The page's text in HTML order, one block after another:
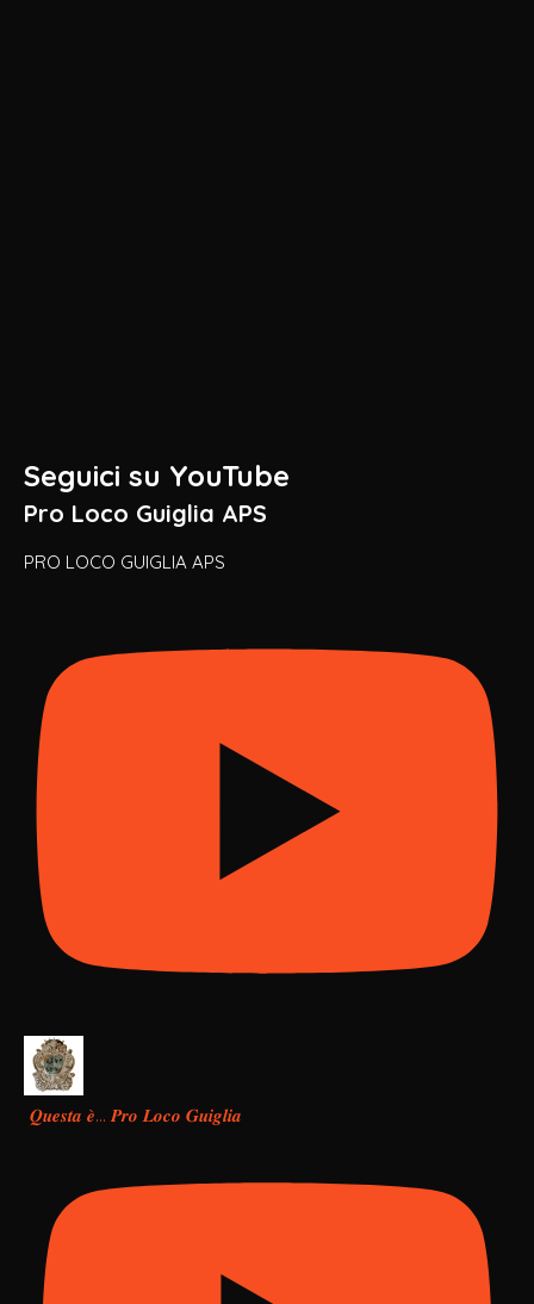
Seguici su YouTube
Pro Loco Guiglia APS
PRO LOCO GUIGLIA APS
𝑸𝒖𝒆𝒔𝒕𝒂 𝒆̀… 𝑷𝒓𝒐 𝑳𝒐𝒄𝒐 𝑮𝒖𝒊𝒈𝒍𝒊𝒂